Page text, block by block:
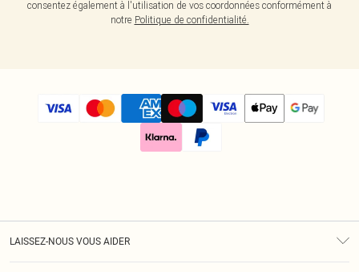
consentez également à l'utilisation de vos coordonnées conformément à
notre Politique de confidentialité.
LAISSEZ-NOUS VOUS AIDER